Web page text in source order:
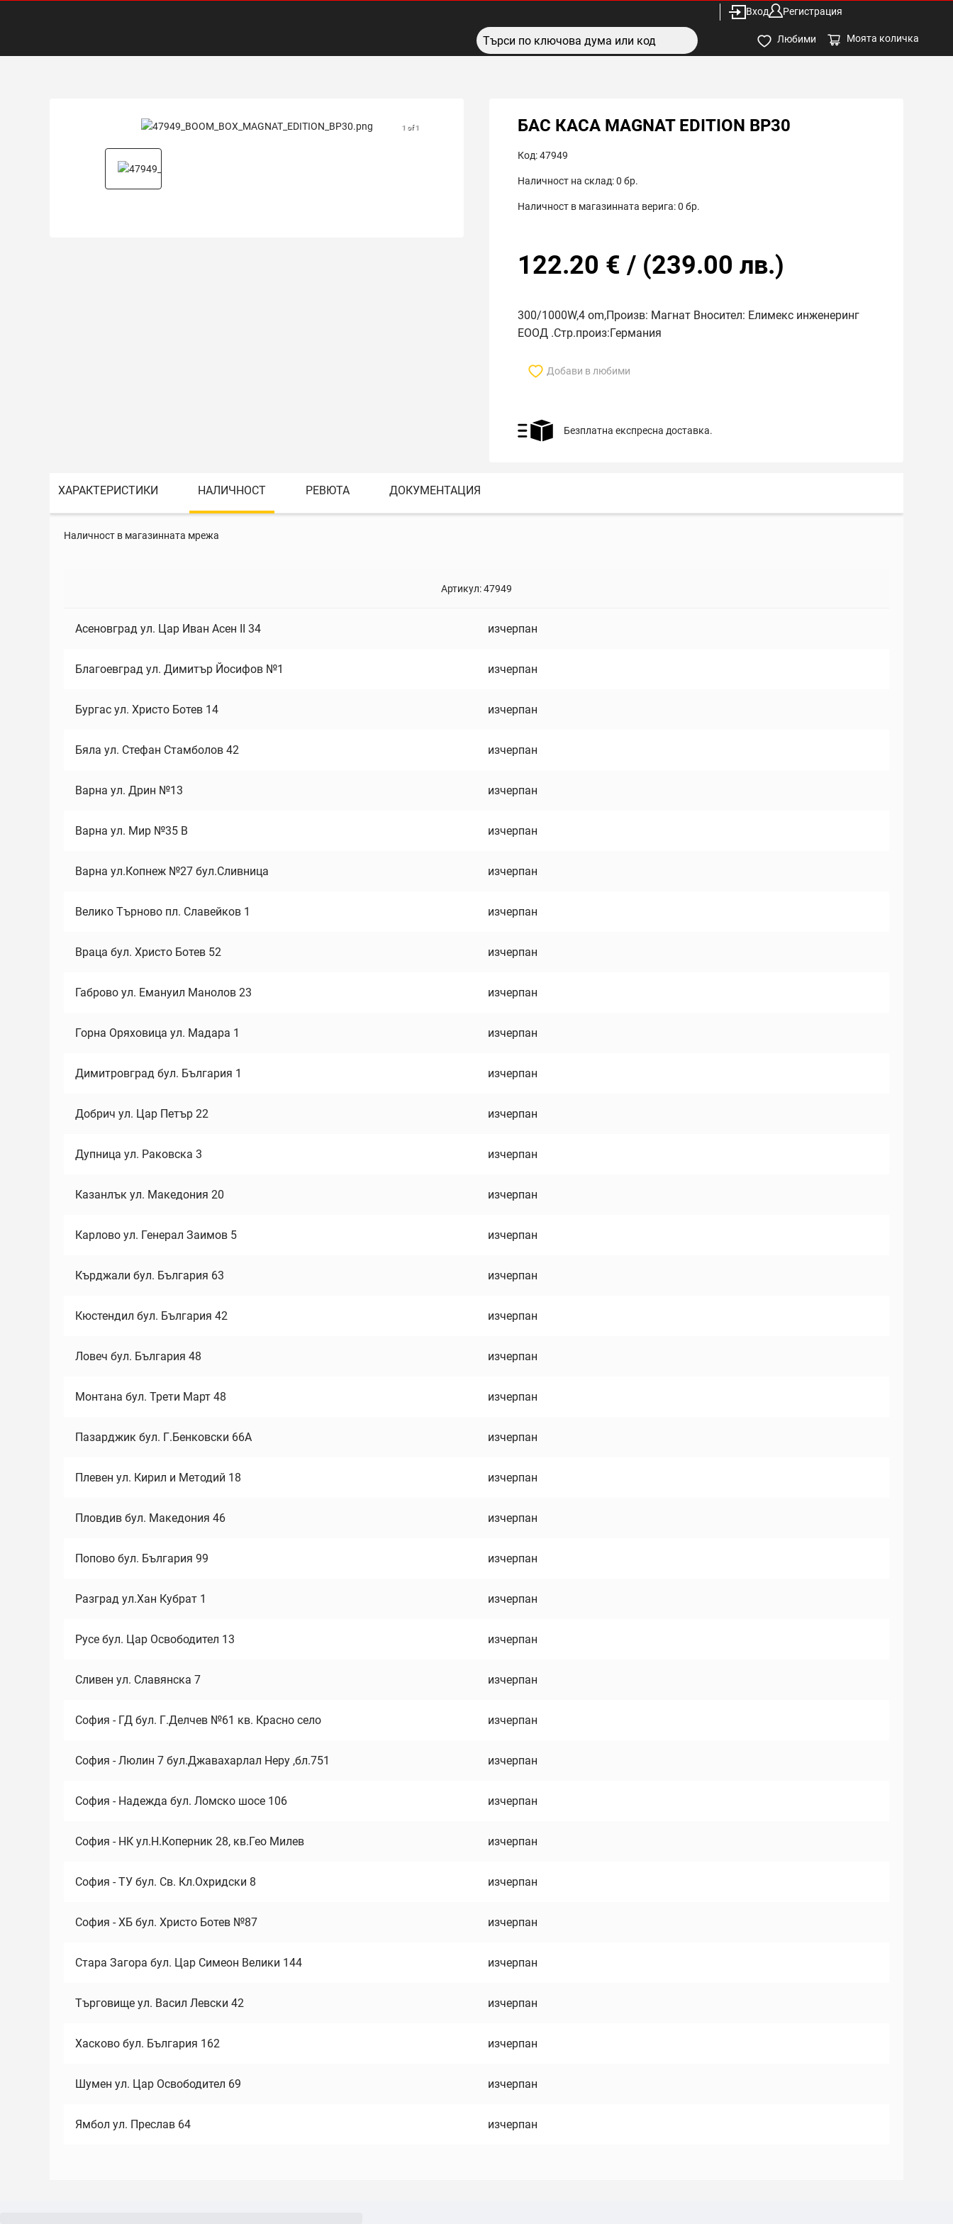
Вход Регистрация
Любими Моята количка
1 of 1 БАС КАСА MAGNAT EDITION BP30
Код:47949
Наличност на склад:0 бр.
Наличност в магазинната верига:0 бр.
122.20 € / (239.00 лв.)
300/1000W,4 om,Произв: Магнат Вносител: Елимекс инженеринг
ЕООД .Стр.произ:Германия
Добави в любими
Безплатна експресна доставка.
ХАРАКТЕРИСТИКИ НАЛИЧНОСТ РЕВЮТА ДОКУМЕНТАЦИЯ
Наличност в магазинната мрежа
Артикул:47949
Асеновград ул. Цар Иван Асен II 34 изчерпан
Благоевград ул. Димитър Йосифов №1 изчерпан
Бургас ул. Христо Ботев 14 изчерпан
Бяла ул. Стефан Стамболов 42 изчерпан
Варна ул. Дрин №13 изчерпан
Варна ул. Мир №35 В изчерпан
Варна ул.Копнеж №27 бул.Сливница изчерпан
Велико Търново пл. Славейков 1 изчерпан
Враца бул. Христо Ботев 52 изчерпан
Габрово ул. Емануил Манолов 23 изчерпан
Горна Оряховица ул. Мадара 1 изчерпан
Димитровград бул. България 1 изчерпан
Добрич ул. Цар Петър 22 изчерпан
Дупница ул. Раковска 3 изчерпан
Казанлък ул. Македония 20 изчерпан
Карлово ул. Генерал Заимов 5 изчерпан
Кърджали бул. България 63 изчерпан
Кюстендил бул. България 42 изчерпан
Ловеч бул. България 48 изчерпан
Монтана бул. Трети Март 48 изчерпан
Пазарджик бул. Г.Бенковски 66А изчерпан
Плевен ул. Кирил и Методий 18 изчерпан
Пловдив бул. Македония 46 изчерпан
Попово бул. България 99 изчерпан
Разград ул.Хан Кубрат 1 изчерпан
Русе бул. Цар Освободител 13 изчерпан
Сливен ул. Славянска 7 изчерпан
София - ГД бул. Г.Делчев №61 кв. Красно село изчерпан
София - Люлин 7 бул.Джавахарлал Неру ,бл.751 изчерпан
София - Надежда бул. Ломско шосе 106 изчерпан
София - НК ул.Н.Коперник 28, кв.Гео Милев изчерпан
София - ТУ бул. Св. Кл.Охридски 8 изчерпан
София - ХБ бул. Христо Ботев №87 изчерпан
Стара Загора бул. Цар Симеон Велики 144 изчерпан
Търговище ул. Васил Левски 42 изчерпан
Хасково бул. България 162 изчерпан
Шумен ул. Цар Освободител 69 изчерпан
Ямбол ул. Преслав 64 изчерпан